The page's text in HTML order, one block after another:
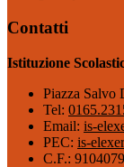
Contatti
Istituzione
Piazza Salvo
Tel:
Email: is-
PEC: is-
C.F.: